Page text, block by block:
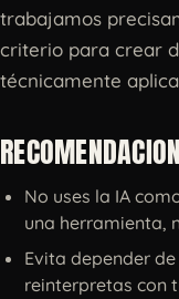
trabajamos
criterio para crear
técnicamente
No uses la IA
una herramienta,
Evita depender
reinterpretas con